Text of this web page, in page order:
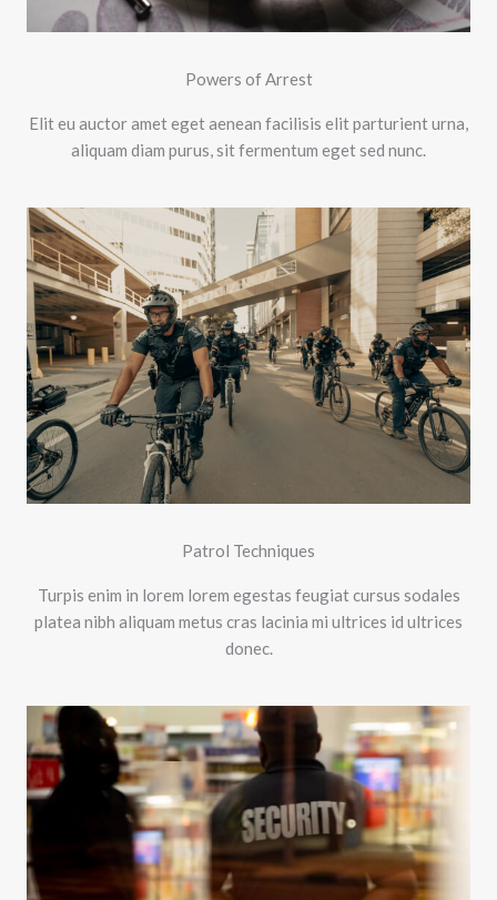
Powers of Arrest
Elit eu auctor amet eget aenean facilisis elit parturient urna,
aliquam diam purus, sit fermentum eget sed nunc.
Patrol Techniques
Turpis enim in lorem lorem egestas feugiat cursus sodales
platea nibh aliquam metus cras lacinia mi ultrices id ultrices
donec.